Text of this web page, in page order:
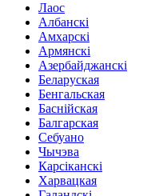
Лаос
Албанскі
Амхарскі
Армянскі
Азербайджанскі
Беларуская
Бенгальская
Баснійская
Балгарская
Себуано
Чычэва
Карсіканскі
Харвацкая